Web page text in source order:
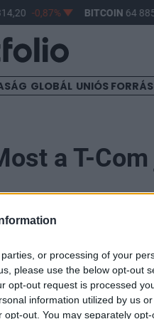
or processing of your
please use the below opt-out
opt-out request is processed
information utilized by us
out. You may separately
-0,87% BITCOIN64
GLOBÁL UNIÓS
a T-
reklámjaiban